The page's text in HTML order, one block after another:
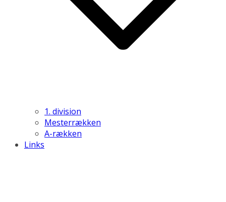
1. division
Mesterrækken
A-rækken
Links